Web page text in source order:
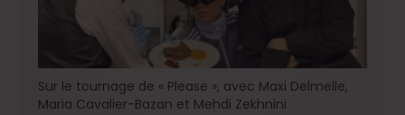
Sur le tournage de « Please », avec Maxi Delmelle,
Maria Cavalier-Bazan et Mehdi Zekhnini